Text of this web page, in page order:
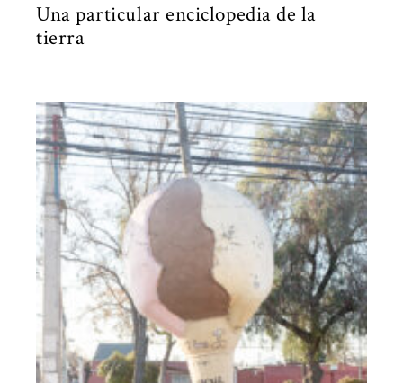
Una particular enciclopedia de la
tierra